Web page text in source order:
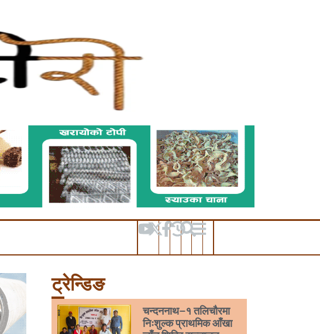
ट्रेन्डिङ
चन्दननाथ–१ तलिचौरमा
निःशुल्क प्राथमिक आँखा